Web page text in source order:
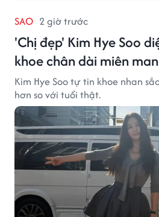
SAO 2 giờ trước
'Chị đẹp' Kim Hye Soo
khoe chân dài miên
Kim Hye Soo tự tin khoe nhan
hơn so với tuổi thật.